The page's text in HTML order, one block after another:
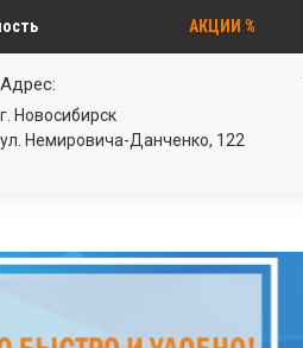
АКЦИИ %
Адрес:
г. Новосибирск
ул. Немировича-Данченко, 122